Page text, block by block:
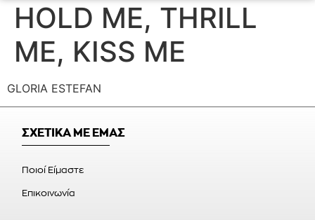
HOLD ME, THRILL
ME, KISS ME
GLORIA ESTEFAN
ΣΧΕΤΙΚΑ ΜΕ ΕΜΑΣ
Ποιοί Είμαστε
Επικοινωνία